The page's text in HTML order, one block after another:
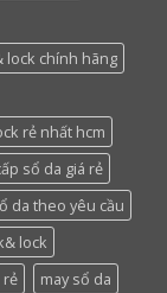
lock chính hãng
rẻ nhất hcm
sổ da giá rẻ
da theo yêu cầu
lock
rẻ
may sổ da